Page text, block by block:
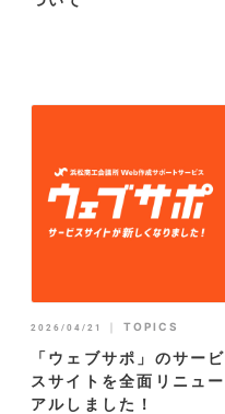
2026/04/21 ｜ TOPICS
「ウェブサポ」のサービ
スサイトを全面リニュー
アルしました！